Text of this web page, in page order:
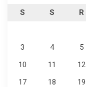
S
S R
3
4 5
10
11 12
17
18 19